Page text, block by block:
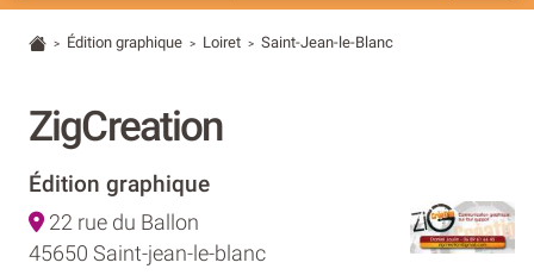
> Édition graphique > Loiret > Saint-Jean-le-Blanc
ZigCreation
Édition graphique
22 rue du Ballon
45650 Saint-jean-le-blanc